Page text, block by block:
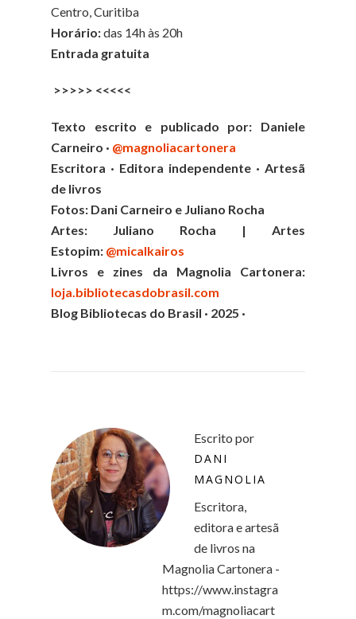
Centro, Curitiba
Horário:das 14h às 20h
Entrada gratuita
>>>>> <<<<<
Texto escrito e publicado por: Daniele
Carneiro · @magnoliacartonera
Escritora · Editora independente · Artesã
de livros
Fotos: Dani Carneiro e Juliano Rocha
Artes: Juliano Rocha | Artes
Estopim: @micalkairos
Livros e zines da Magnolia Cartonera:
loja.bibliotecasdobrasil.com
Blog Bibliotecas do Brasil · 2025 ·
Escrito por
DANI
MAGNOLIA
Escritora,
editora e artesã
de livros na
Magnolia Cartonera -
https://www.instagra
m.com/magnoliacart